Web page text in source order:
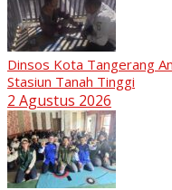
Dinsos Kota Tangerang
Stasiun Tanah Tinggi
2 Agustus 2026